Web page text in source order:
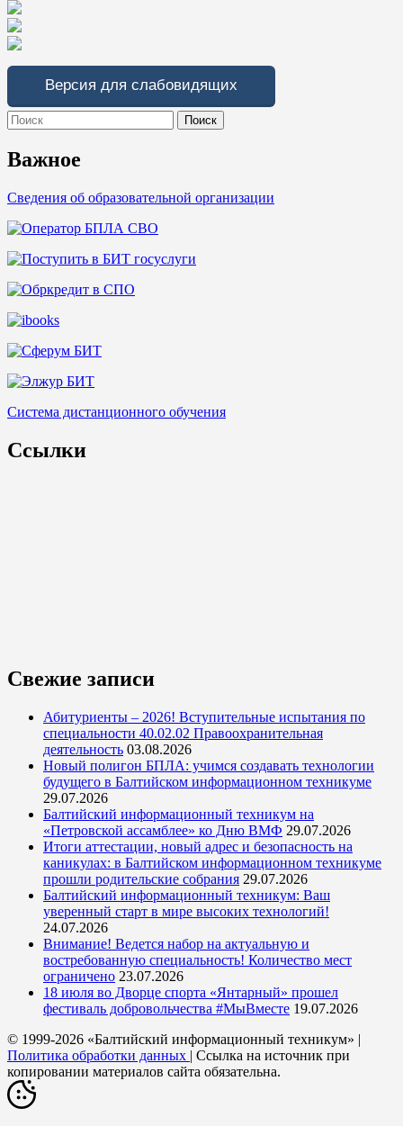
Версия для слабовидящих
Search
for:
Важное
Сведения об образовательной организации
Система дистанционного обучения
Ссылки
Свежие записи
Абитуриенты – 2026! Вступительные испытания по
специальности 40.02.02 Правоохранительная
деятельность 03.08.2026
Новый полигон БПЛА: учимся создавать технологии
будущего в Балтийском информационном техникуме
29.07.2026
Балтийский информационный техникум на
«Петровской ассамблее» ко Дню ВМФ 29.07.2026
Итоги аттестации, новый адрес и безопасность на
каникулах: в Балтийском информационном техникуме
прошли родительские собрания 29.07.2026
Балтийский информационный техникум: Ваш
уверенный старт в мире высоких технологий!
24.07.2026
Внимание! Ведется набор на актуальную и
востребованную специальность! Количество мест
ограничено 23.07.2026
18 июля во Дворце спорта «Янтарный» прошел
фестиваль добровольчества #МыВместе 19.07.2026
© 1999-2026 «Балтийский информационный техникум» |
Политика обработки данных | Ссылка на источник при
копировании материалов сайта обязательна.